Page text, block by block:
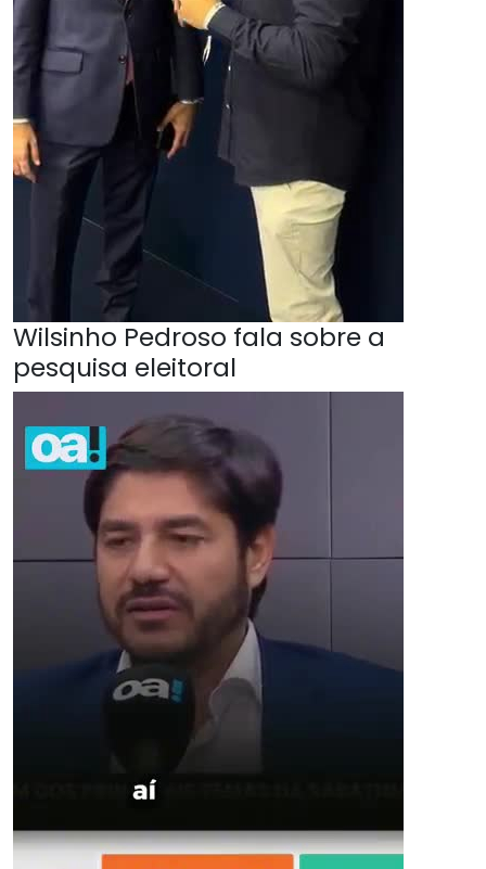
Wilsinho Pedroso fala sobre a
pesquisa eleitoral